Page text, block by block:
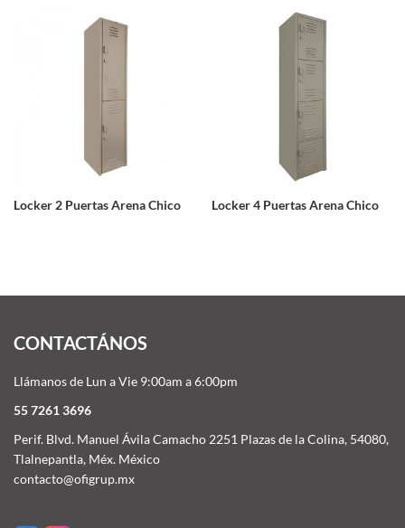
Locker 2 Puertas Arena Chico Locker 4 Puertas Arena Chico
CONTACTÁNOS
Llámanos de Lun a Vie 9:00am a 6:00pm
55 7261 3696
Perif. Blvd. Manuel Ávila Camacho 2251 Plazas de la Colina, 54080,
Tlalnepantla, Méx. México
contacto@ofigrup.mx